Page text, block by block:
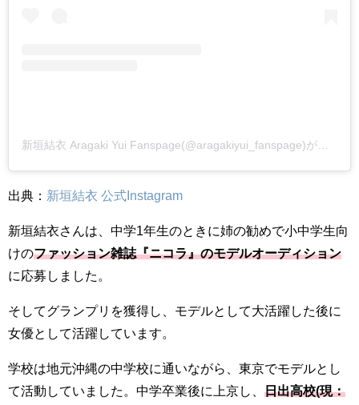
出典： 新垣結衣 公式Instagram
新垣結衣さんは、中学1年生のときに姉の勧めで小中学生向
けのファッション雑誌『ニコラ』のモデルオーディション
に応募しました。
そしてグランプリを獲得し、モデルとして大活躍した後に
女優として活躍しています。
学校は地元沖縄の中学校に通いながら、東京でモデルとし
て活動していました。中学卒業後に上京し、 日出高校(現：